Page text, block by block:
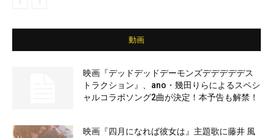
動画
映画『デッドデッドデーモンズデデデデデス
トラクション』、ano・幾田りらによるスペシ
ャルコラボソング2曲が決定！本予告も解禁！
映画『四月になれば彼女は』主題歌に藤井 風